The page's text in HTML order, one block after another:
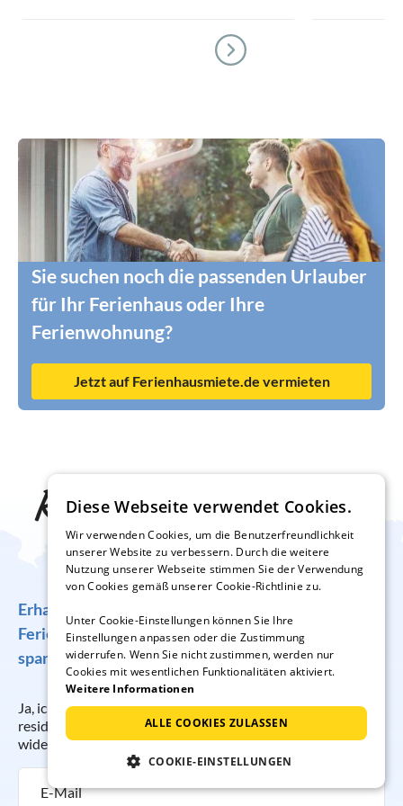
Sie suchen noch die passenden Urlauber
für Ihr Ferienhaus oder Ihre
Ferienwohnung?
Jetzt auf Ferienhausmiete.de vermieten
Reise-Inspiration frei
Haus
Erhalten Sie regelmäßig Angebote für traumhafte
Ferienunterkünfte, tolle Gewinnspiele und
spannende Reisetipps!
Ja, ich möchte regelmäßig per E-Mail den Newsletter der
resido GmbH erhalten. Die Anmeldung kann ich jederzeit
widerrufen.
Diese Webseite verwendet Cookies.
Wir verwenden Cookies, um die Benutzerfreundlichkeit
unserer Website zu verbessern. Durch die weitere
Nutzung unserer Webseite stimmen Sie der Verwendung
von Cookies gemäß unserer Cookie-Richtlinie zu.
Unter Cookie-Einstellungen können Sie Ihre
Einstellungen anpassen oder die Zustimmung
widerrufen. Wenn Sie nicht zustimmen, werden nur
Cookies mit wesentlichen Funktionalitäten aktiviert.
Weitere Informationen
ALLE COOKIES ZULASSEN
COOKIE-EINSTELLUNGEN